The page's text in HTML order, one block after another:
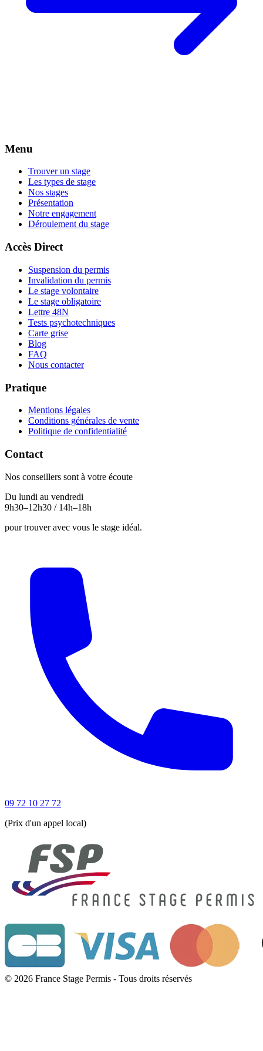
Menu
Trouver un stage
Les types de stage
Nos stages
Présentation
Notre engagement
Déroulement du stage
Accès Direct
Suspension du permis
Invalidation du permis
Le stage volontaire
Le stage obligatoire
Lettre 48N
Tests psychotechniques
Carte grise
Blog
FAQ
Nous contacter
Pratique
Mentions légales
Conditions générales de vente
Politique de confidentialité
Contact
Nos conseillers sont à votre écoute
Du lundi au vendredi
9h30–12h30 / 14h–18h
pour trouver avec vous le stage idéal.
09 72 10 27 72
(Prix d'un appel local)
© 2026 France Stage Permis - Tous droits réservés